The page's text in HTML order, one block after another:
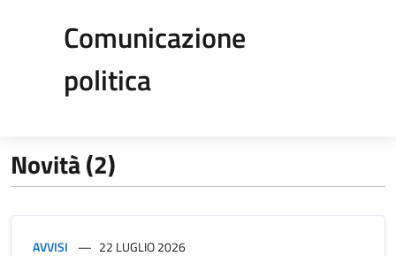
Comunicazione
politica
Novità (2)
AVVISI 22 LUGLIO 2026